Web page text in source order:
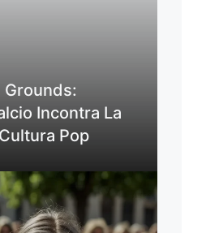
Grounds:
Incontra La
Pop